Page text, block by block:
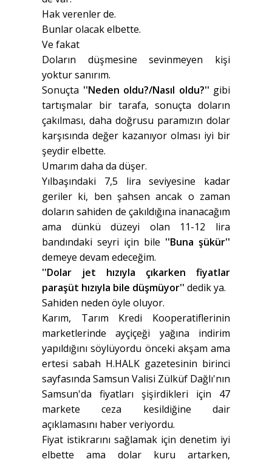
Hak verenler de.
Bunlar olacak elbette.
Ve fakat
Doların düşmesine sevinmeyen kişi
yoktur sanırım.
Sonuçta ''Neden oldu?/Nasıl oldu?'' gibi
tartışmalar bir tarafa, sonuçta doların
çakılması, daha doğrusu paramızın dolar
karşısında değer kazanıyor olması iyi bir
şeydir elbette.
Umarım daha da düşer.
Yılbaşındaki 7,5 lira seviyesine kadar
geriler ki, ben şahsen ancak o zaman
doların sahiden de çakıldığına inanacağım
ama dünkü düzeyi olan 11-12 lira
bandındaki seyri için bile ''Buna şükür''
demeye devam edeceğim.
''Dolar jet hızıyla çıkarken fiyatlar
paraşüt hızıyla bile düşmüyor'' dedik ya.
Sahiden neden öyle oluyor.
Karım, Tarım Kredi Kooperatiflerinin
marketlerinde ayçiçeği yağına indirim
yapıldığını söylüyordu önceki akşam ama
ertesi sabah H.HALK gazetesinin birinci
sayfasında Samsun Valisi Zülküf Dağlı'nın
Samsun'da fiyatları şişirdikleri için 47
markete ceza kesildiğine dair
açıklamasını haber veriyordu.
Fiyat istikrarını sağlamak için denetim iyi
elbette ama dolar kuru artarken,